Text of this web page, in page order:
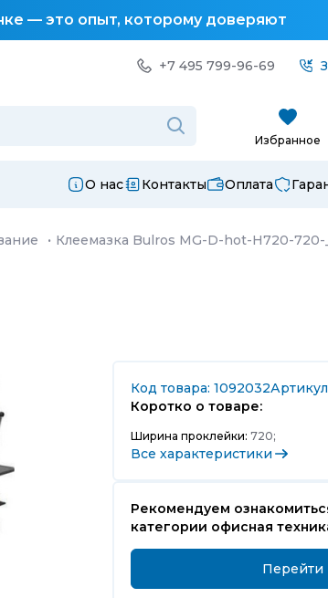
— это опыт, которому доверяют
+7 495 799-96-69
Избранное
О нас Контакты Оплата
· Клеемазка Bulros MG-D-hot-H720-720-
Код товара: 1092032
Коротко о товаре:
Ширина проклейки: 720;
Все характеристики
Рекомендуем
категории офисная
Перейти